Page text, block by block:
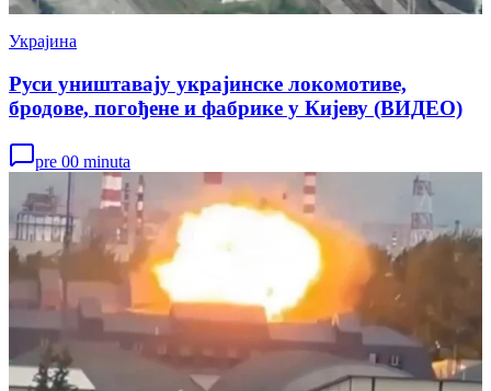
Украјина
Руси уништавају украјинске локомотиве,
бродове, погођене и фабрике у Кијеву (ВИДЕО)
pre 00 minuta